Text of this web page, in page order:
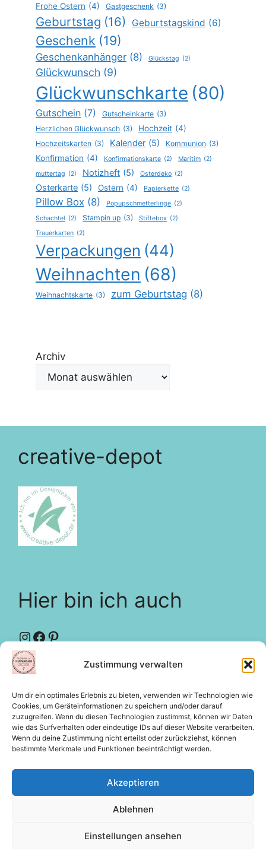
Zustimmung verwalten
Um dir ein optimales Erlebnis zu bieten, verwenden wir Technologien wie
Cookies, um Geräteinformationen zu speichern und/oder darauf
zuzugreifen. Wenn du diesen Technologien zustimmst, können wir Daten
wie das Surfverhalten oder eindeutige IDs auf dieser Website verarbeiten.
Wenn du deine Zustimmung nicht erteilst oder zurückziehst, können
bestimmte Merkmale und Funktionen beeinträchtigt werden.
Akzeptieren
Ablehnen
Einstellungen ansehen
Frohe Ostern (4) Gastgeschenk (3)
Geburtstag (16) Geburtstagskind (6)
Geschenk (19)
Geschenkanhänger (8) Glückstag (2)
Glückwunsch (9)
Glückwunschkarte (80)
Gutschein (7) Gutscheinkarte (3)
Herzlichen Glückwunsch (3) Hochzeit (4)
Hochzeitskarten (3) Kalender (5) Kommunion (3)
Konfirmation (4) Konfirmationskarte (2) Maritim (2)
muttertag (2) Notizheft (5) Osterdeko (2)
Osterkarte (5) Ostern (4) Papierkette (2)
Pillow Box (8) Popupschmetterlinge (2)
Schachtel (2) Stampin up (3) Stiftebox (2)
Trauerkarten (2)
Verpackungen (44)
Weihnachten (68)
Weihnachtskarte (3) zum Geburtstag (8)
Archiv
creative-depot
Hier bin ich auch
Instagram
Facebook
Pinterest
Designteam creative-depot
Rechtliches
Impressum
Datenschutz
© 2026 Stempel Kreativ - Jana Thaysen | Mobil: